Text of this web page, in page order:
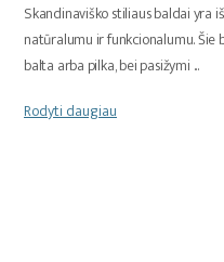
Skandinaviško stiliaus baldai yra
natūralumu ir funkcionalumu. Šie
balta arba pilka, bei pasižymi ...
Rodyti daugiau